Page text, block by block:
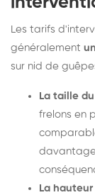
Les tarifs
généralement
sur nid de
La taille
frelons en
La